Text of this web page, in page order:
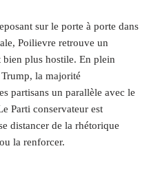
sur le porte à porte dans
Poilievre retrouve un
plus hostile. En plein
la majorité
partisans un parallèle avec le
Parti conservateur est
distancer de la rhétorique
la renforcer.